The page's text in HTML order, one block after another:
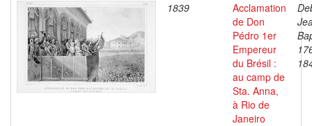
1839
Acclamation
de Don
Pédro 1er
Empereur
du Brésil :
au camp de
Sta. Anna,
à Rio de
Janeiro